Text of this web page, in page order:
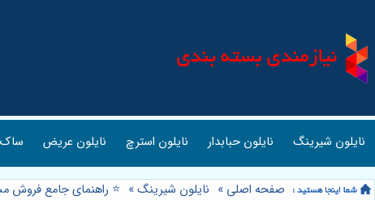
نایلون شیرینگ نایلون حبابدار نایلون استرچ نایلون عریض ساک
صفحه اصلی » نایلون شیرینگ» ⭐️ راهنمای جامع فروش